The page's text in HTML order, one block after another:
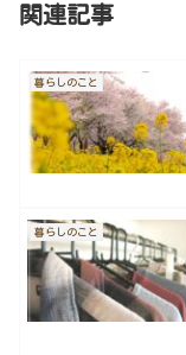
関連記事
暮らしのこと
暮らしのこと